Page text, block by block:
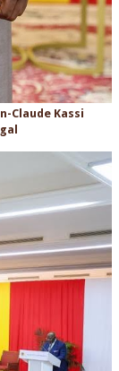
Claude Kassi